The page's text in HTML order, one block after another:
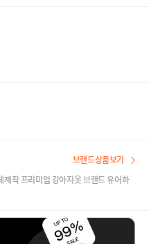
작 프리미엄 강아지옷 브랜드 유어하
브랜드상품보기